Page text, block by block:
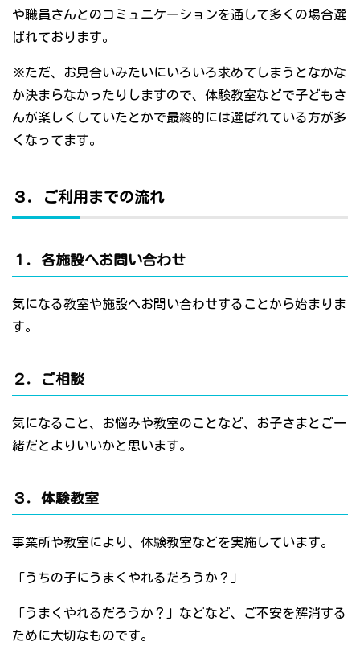
や職員さんとのコミュニケーションを通して多くの場合選
ばれております。
※ただ、お見合いみたいにいろいろ求めてしまうとなかな
か決まらなかったりしますので、体験教室などで子どもさ
んが楽しくしていたとかで最終的には選ばれている方が多
くなってます。
３．ご利用までの流れ
１．各施設へお問い合わせ
気になる教室や施設へお問い合わせすることから始まりま
す。
２．ご相談
気になること、お悩みや教室のことなど、お子さまとご一
緒だとよりいいかと思います。
３．体験教室
事業所や教室により、体験教室などを実施しています。
「うちの子にうまくやれるだろうか？」
「うまくやれるだろうか？」などなど、ご不安を解消する
ために大切なものです。